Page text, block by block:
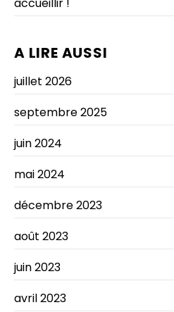
A LIRE AUSSI
juillet 2026
septembre 2025
juin 2024
mai 2024
décembre 2023
août 2023
juin 2023
avril 2023